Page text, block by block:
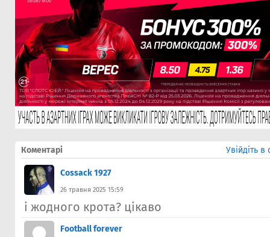
Коментарі Увійдіть в
Cossack 1927
26 травня 2025 15:59
і жодного крота? цікаво
Football forever